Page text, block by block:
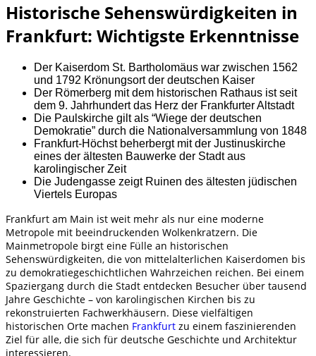
Historische Sehenswürdigkeiten in
Frankfurt: Wichtigste Erkenntnisse
Der Kaiserdom St. Bartholomäus war zwischen 1562
und 1792 Krönungsort der deutschen Kaiser
Der Römerberg mit dem historischen Rathaus ist seit
dem 9. Jahrhundert das Herz der Frankfurter Altstadt
Die Paulskirche gilt als “Wiege der deutschen
Demokratie” durch die Nationalversammlung von 1848
Frankfurt-Höchst beherbergt mit der Justinuskirche
eines der ältesten Bauwerke der Stadt aus
karolingischer Zeit
Die Judengasse zeigt Ruinen des ältesten jüdischen
Viertels Europas
Frankfurt am Main ist weit mehr als nur eine moderne
Metropole mit beeindruckenden Wolkenkratzern. Die
Mainmetropole birgt eine Fülle an historischen
Sehenswürdigkeiten, die von mittelalterlichen Kaiserdomen bis
zu demokratiegeschichtlichen Wahrzeichen reichen. Bei einem
Spaziergang durch die Stadt entdecken Besucher über tausend
Jahre Geschichte – von karolingischen Kirchen bis zu
rekonstruierten Fachwerkhäusern. Diese vielfältigen
historischen Orte machen Frankfurt zu einem faszinierenden
Ziel für alle, die sich für deutsche Geschichte und Architektur
interessieren.